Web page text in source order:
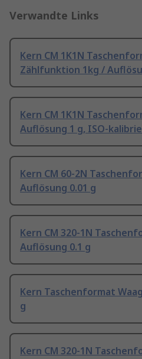
Verwandte Links
Kern CM 1K1N
Zählfunktion 1kg /
Kern CM 1K1N
Auflösung 1 g, ISO-
Kern CM 60-2N
Auflösung 0.01 g
Kern CM 320-1N
Auflösung 0.1 g
Kern Taschenformat
g
Kern CM 320-1N